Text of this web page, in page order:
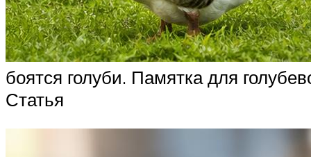
боятся голуби. Памятка для
Статья